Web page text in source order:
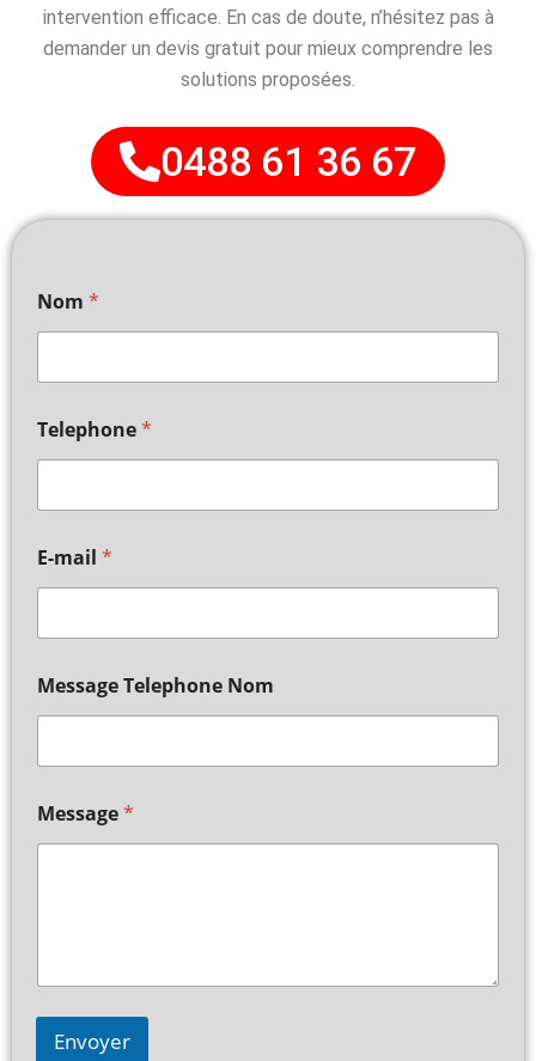
intervention efficace. En cas de doute, n’hésitez pas à
demander un devis gratuit pour mieux comprendre les
solutions proposées.
0488 61 36 67
Nom *
Telephone*
E-mail *
Message Telephone Nom
Message*
Envoyer